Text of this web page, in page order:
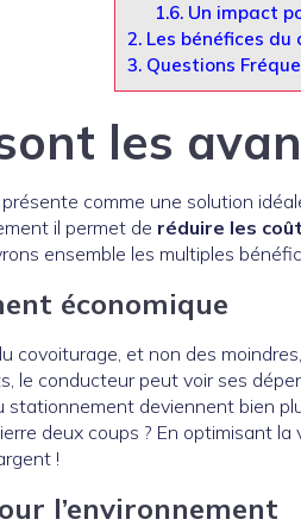
1.6.Un impact
2. Les bénéfices du
3. Questions
les
comme une solution
il permet de réduire les
ensemble les multiples
économique
covoiturage, et non des
le conducteur peut voir ses
stationnement deviennent bien
deux coups ? En optimisant
!
l’environnement